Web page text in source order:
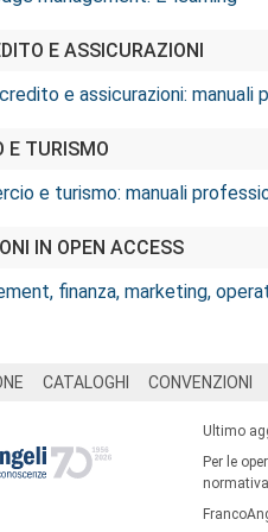
E ASSICURAZIONI
e assicurazioni: manuali
E TURISMO
e turismo: manuali
IN OPEN ACCESS
finanza, marketing,
CATALOGHI CONVENZIONI
Ultimo
Per le